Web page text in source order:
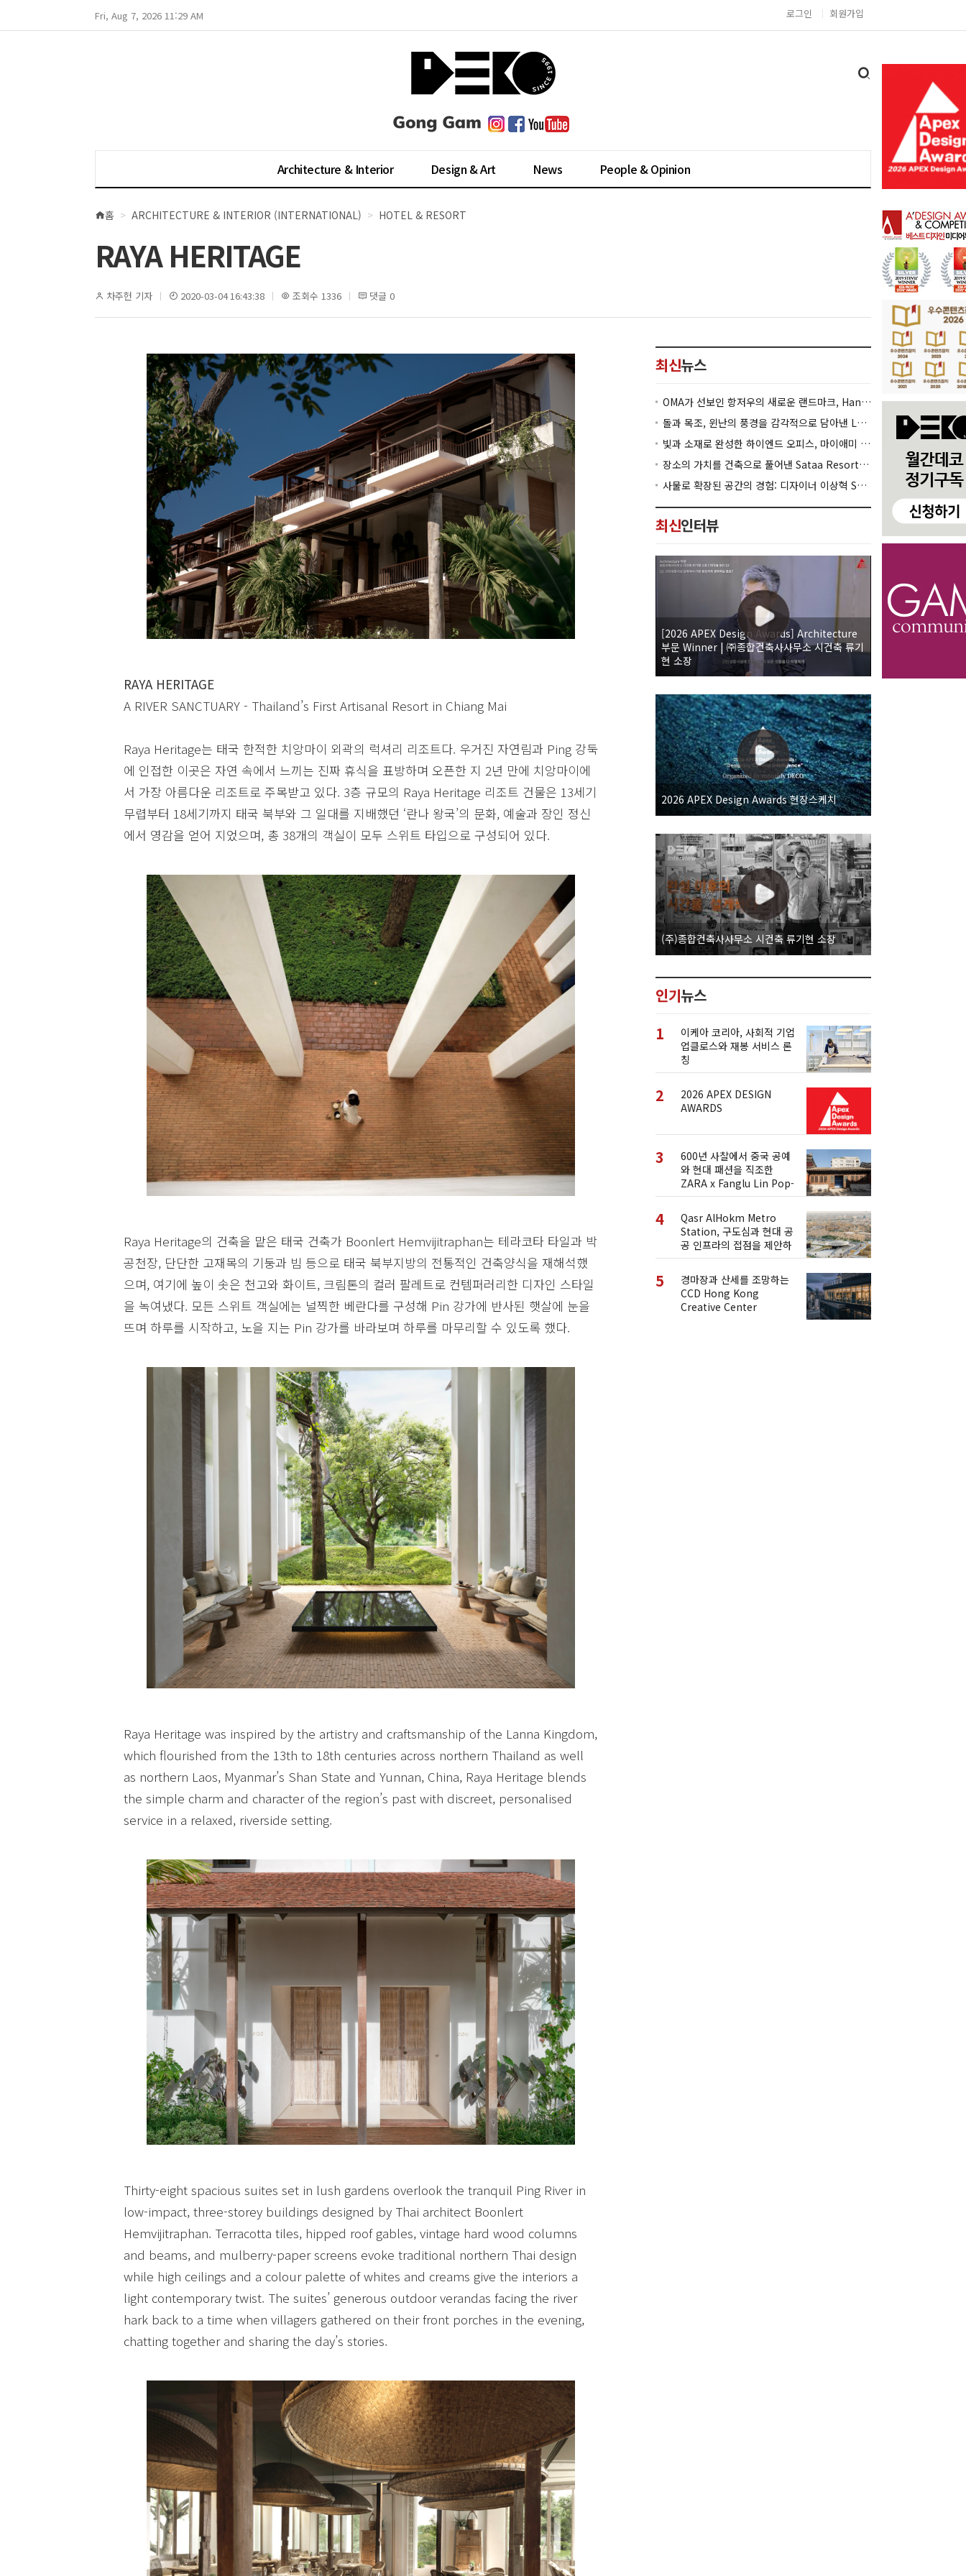
Fri, Aug 7, 2026 11:29 AM 로그인 회원가입
Architecture & Interior Design & Art News People & Opinion
현
위
치
홈 ARCHITECTURE & INTERIOR (INTERNATIONAL) HOTEL & RESORT
RAYA HERITAGE
차주헌 기자 2020-03-04 16:43:38 조회수 1336 댓글 0
RAYA HERITAGE
A RIVER SANCTUARY - Thailand’s First Artisanal Resort in Chiang Mai
Raya Heritage는 태국 한적한 치앙마이 외곽의 럭셔리 리조트다. 우거진 자연림과 Ping 강둑
에 인접한 이곳은 자연 속에서 느끼는 진짜 휴식을 표방하며 오픈한 지 2년 만에 치앙마이에
서 가장 아름다운 리조트로 주목받고 있다. 3층 규모의 Raya Heritage 리조트 건물은 13세기
무렵부터 18세기까지 태국 북부와 그 일대를 지배했던 ‘란나 왕국’의 문화, 예술과 장인 정신
에서 영감을 얻어 지었으며, 총 38개의 객실이 모두 스위트 타입으로 구성되어 있다.
Raya Heritage의 건축을 맡은 태국 건축가 Boonlert Hemvijitraphan는 테라코타 타일과 박
공천장, 단단한 고재목의 기둥과 빔 등으로 태국 북부지방의 전통적인 건축양식을 재해석했
으며, 여기에 높이 솟은 천고와 화이트, 크림톤의 컬러 팔레트로 컨템퍼러리한 디자인 스타일
을 녹여냈다. 모든 스위트 객실에는 널찍한 베란다를 구성해 Pin 강가에 반사된 햇살에 눈을
뜨며 하루를 시작하고, 노을 지는 Pin 강가를 바라보며 하루를 마무리할 수 있도록 했다.
Raya Heritage was inspired by the artistry and craftsmanship of the Lanna Kingdom,
which flourished from the 13th to 18th centuries across northern Thailand as well
as northern Laos, Myanmar’s Shan State and Yunnan, China, Raya Heritage blends
the simple charm and character of the region’s past with discreet, personalised
service in a relaxed, riverside setting.
Thirty-eight spacious suites set in lush gardens overlook the tranquil Ping River in
low-impact, three-storey buildings designed by Thai architect Boonlert
Hemvijitraphan. Terracotta tiles, hipped roof gables, vintage hard wood columns
and beams, and mulberry-paper screens evoke traditional northern Thai design
while high ceilings and a colour palette of whites and creams give the interiors a
light contemporary twist. The suites’ generous outdoor verandas facing the river
hark back to a time when villagers gathered on their front porches in the evening,
chatting together and sharing the day’s stories.
최신뉴스
OMA가 선보인 항저우의 새로운 랜드마크, Hangzhou Prism
돌과 목조, 윈난의 풍경을 감각적으로 담아낸 Lan Bistro Yunnan Restaurant
빛과 소재로 완성한 하이엔드 오피스, 마이애미 830 Brickell
장소의 가치를 건축으로 풀어낸 Sataa Resort Nan
사물로 확장된 공간의 경험: 디자이너 이상혁 SANGHYEOK LEE
최신인터뷰
[2026 APEX Design Awards] Architecture
부문 Winner | ㈜종합건축사사무소 시건축 류기
현 소장
2026 APEX Design Awards 현장스케치
(주)종합건축사사무소 시건축 류기현 소장
인기뉴스
1
이케아 코리아, 사회적 기업
업클로스와 재봉 서비스 론
칭
2
2026 APEX DESIGN
AWARDS
3
600년 사찰에서 중국 공예
와 현대 패션을 직조한
ZARA x Fanglu Lin Pop-
Up
4
Qasr AlHokm Metro
Station, 구도심과 현대 공
공 인프라의 접점을 제안하
다
5
경마장과 산세를 조망하는
CCD Hong Kong
Creative Center